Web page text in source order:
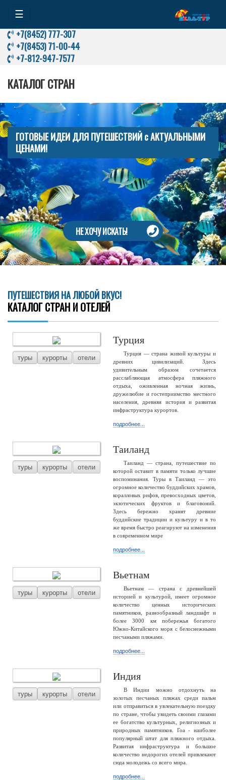
☰
+7(8452) 777-307
+7(8453) 71-00-44
+7-812-947-7577
КАТАЛОГ СТРАН
ГОТОВЫЕ ИДЕИ ДЛЯ ПУТЕШЕСТВИЙ с АКТУАЛЬНЫМИ
ЦЕНАМИ!
НЕ ХОЧУ ИСКАТЬ!
ПУТЕШЕСТВИЯ НА ЛЮБОЙ ВКУС!
КАТАЛОГ СТРАН И ОТЕЛЕЙ
туры курорты отели
Турция
Турция — страна живой культуры и
древних цивилизаций. Здесь
удивительным образом сочетается
расслабляющая атмосфера пляжного
отдыха, оживленная ночная жизнь,
дружелюбие и гостеприимство местного
населения, древняя история и развитая
инфраструктура курортов.
подробнее...
туры курорты отели
Таиланд
Таиланд — страна, путешествие по
которой оставит в памяти только лучшие
воспоминания. Туры в Таиланд — это
огромное количество буддийских храмов,
коралловых рифов, превосходных цветов,
экзотических фруктов и благовоний.
Здесь бережно хранят древние
буддийские традиции и культуру и в то
же время быстро реагируют на изменения
в современном мире
подробнее...
туры курорты отели
Вьетнам
Вьетнам — страна с древнейшей
историей и культурой, имеет огромное
количество ценных исторических
памятников, разнообразный ландшафт и
более 3000 км побережья богатого
Южно-Китайского моря с белоснежными
песчаными пляжами.
подробнее...
туры курорты отели
Индия
В Индии можно отдохнуть на
золотых песчаных пляжах среди пальм
или отправиться в увлекательную поездку
по стране, чтобы увидеть своими глазами
ее богатство культурных, религиозных и
природных памятников. Гоа - наиболее
популярный штат для пляжного отдыха.
Развитая инфраструктура и большое
количество недорогих отелей привлекают
сюда молодежь со всего мира.
подробнее...